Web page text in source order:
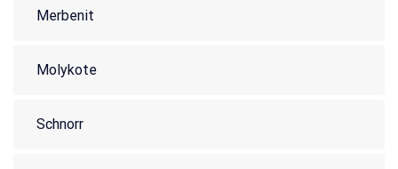
Merbenit
Molykote
Schnorr